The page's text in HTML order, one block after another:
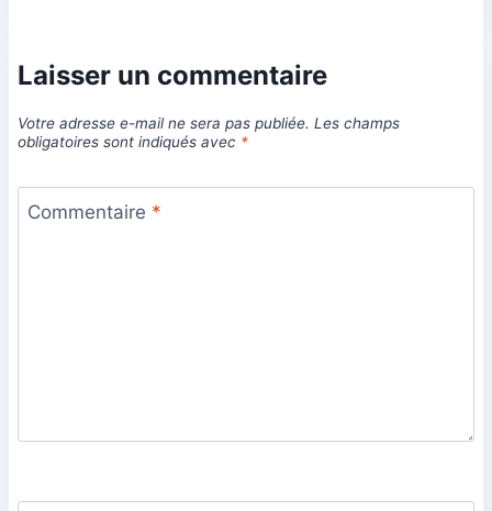
Laisser un commentaire
Votre adresse e-mail ne sera pas publiée. Les champs
obligatoires sont indiqués avec *
Commentaire *